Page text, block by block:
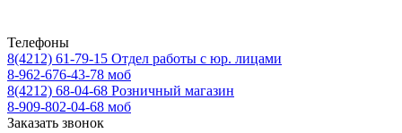
Телефоны
8(4212) 61-79-15 Отдел работы с юр. лицами
8-962-676-43-78 моб
8(4212) 68-04-68 Розничный магазин
8-909-802-04-68 моб
Заказать звонок